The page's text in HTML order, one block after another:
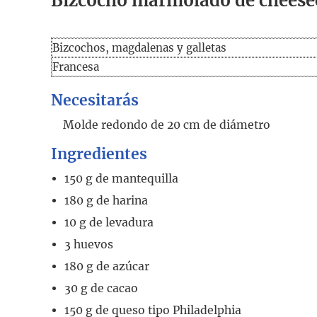
Bizcochos, magdalenas y galletas
Francesa
Necesitarás
Molde redondo de 20 cm de diámetro
Ingredientes
150 g de mantequilla
180 g de harina
10 g de levadura
3 huevos
180 g de azúcar
30 g de cacao
150 g de queso tipo Philadelphia